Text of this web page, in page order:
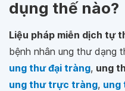
dụng thế nào?
Liệu pháp miễn dịch tự
bệnh nhân ung thư dạng
ung thư đại tràng, ung
ung thư trực tràng, ung